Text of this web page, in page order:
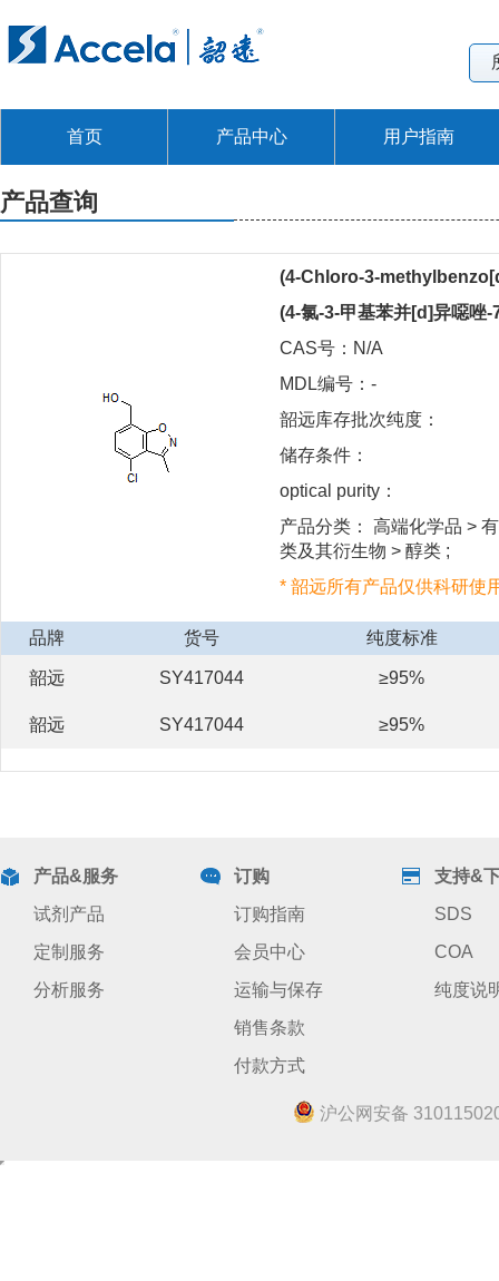
首页 产品中心 用户指南
产品查询
(4-Chloro-3-
(4-氯-3-甲基苯并[d]异噁唑-
CAS号：N/A
MDL编号：-
韶远库存批次纯度：
储存条件：
optical purity：
产品分类： 高端化学品 >
类及其衍生物 > 醇类 ;
* 韶远所有产品仅供科研使
品牌 货号 纯度标准
韶远 SY417044 ≥95%
韶远 SY417044 ≥95%
产品&服务
试剂产品
定制服务
分析服务
订购
订购指南
会员中心
运输与保存
销售条款
付款方式
支持&
SDS
COA
纯度说
沪公网安备